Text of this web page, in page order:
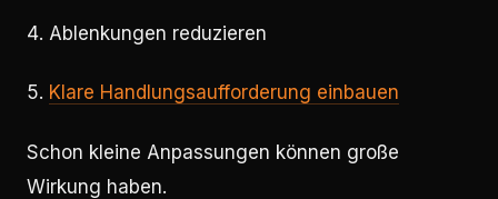
Ablenkungen reduzieren
Klare Handlungsaufforderung einbauen
Schon kleine Anpassungen können große
Wirkung haben.